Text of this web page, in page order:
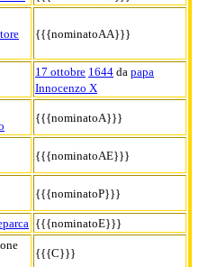
{{{nominatoAA}}}
17 ottobre 1644 da papa
Innocenzo X
{{{nominatoA}}}
{{{nominatoAE}}}
{{{nominatoP}}}
{{{nominatoE}}}
{{{C}}}